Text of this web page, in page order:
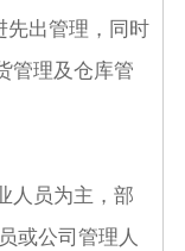
先出管理 ，同时
管理及仓库管
人员为主，部
或公司管理人